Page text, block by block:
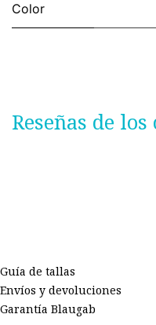
Color
Reseñas de
Guía de tallas
Envíos y devoluciones
Garantía Blaugab